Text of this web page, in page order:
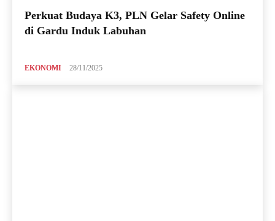
Perkuat Budaya K3, PLN Gelar Safety Online
di Gardu Induk Labuhan
EKONOMI 28/11/2025